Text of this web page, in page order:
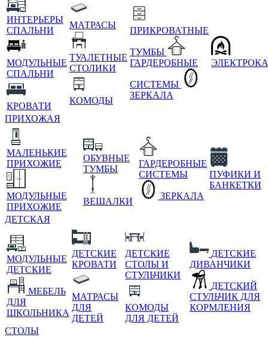
ИНТЕРЬЕРЫ
СПАЛЬНИ
МОДУЛЬНЫЕ
СПАЛЬНИ
КРОВАТИ
МАТРАСЫ
ТУАЛЕТНЫЕ
СТОЛИКИ
КОМОДЫ
ПРИКРОВАТНЫЕ
ТУМБЫ
ГАРДЕРОБНЫЕ
СИСТЕМЫ
ЗЕРКАЛА
ПРИХОЖАЯ
МАЛЕНЬКИЕ
ПРИХОЖИЕ
МОДУЛЬНЫЕ
ПРИХОЖИЕ
ОБУВНЫЕ
ТУМБЫ
ВЕШАЛКИ
ГАРДЕРОБНЫЕ
СИСТЕМЫ
ЗЕРКАЛА
ПУФИКИ И
БАНКЕТКИ
ДЕТСКАЯ
МОДУЛЬНЫЕ
ДЕТСКИЕ
МЕБЕЛЬ
ДЛЯ
ШКОЛЬНИКА
ДЕТСКИЕ
КРОВАТИ
МАТРАСЫ
ДЛЯ
ДЕТЕЙ
ДЕТСКИЕ
СТОЛЫ И
СТУЛЬЧИКИ
КОМОДЫ
ДЛЯ ДЕТЕЙ
ДЕТСКИЕ
ДИВАНЧИКИ
ДЕТСКИЙ
СТУЛЬЧИК ДЛЯ
КОРМЛЕНИЯ
СТОЛЫ